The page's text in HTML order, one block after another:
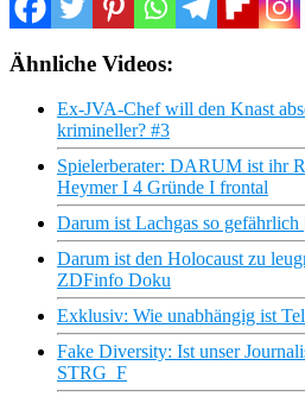
Ähnliche Videos:
Ex-JVA-Chef will den Knast
krimineller? #3
Spielerberater: DARUM ist ihr
Heymer I 4 Gründe I frontal
Darum ist Lachgas so
Darum ist den Holocaust zu
ZDFinfo Doku
Exklusiv: Wie unabhängig ist
Fake Diversity: Ist unser
STRG_F